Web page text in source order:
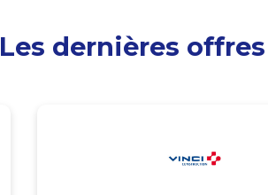
Les dernières